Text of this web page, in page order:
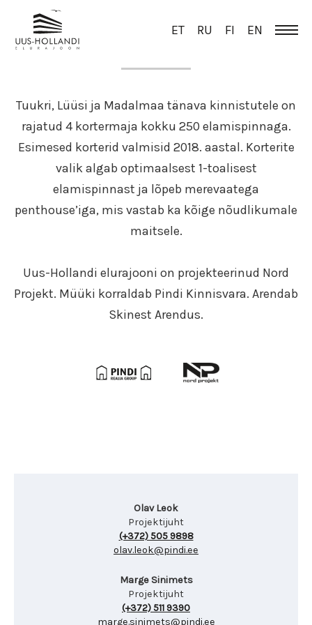
ET RU FI EN
ÜLEVAADE
Tuukri, Lüüsi ja Madalmaa tänava kinnistutele on
rajatud 4 kortermaja kokku 250 elamispinnaga.
Esimesed korterid valmisid 2018. aastal. Korterite
valik algab optimaalsest 1-toalisest
elamispinnast ja lõpeb merevaatega
penthouse’iga, mis vastab ka kõige nõudlikumale
maitsele.
Uus-Hollandi elurajooni on projekteerinud Nord
Projekt. Müüki korraldab Pindi Kinnisvara. Arendab
Skinest Arendus.
Olav Leok
Projektijuht
(+372) 505 9898
olav.leok@pindi.ee
Marge Sinimets
Projektijuht
(+372) 511 9390
marge.sinimets@pindi.ee